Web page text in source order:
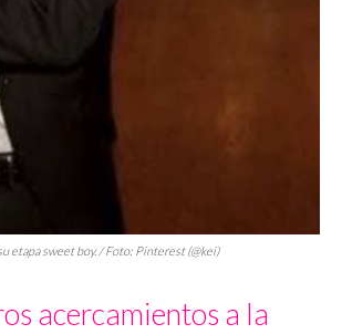
etapasweet boy. / Foto: Pinterest (@kei)
acercamientos a la